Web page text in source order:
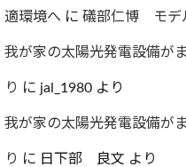
適環境へ に 礒部仁博 モデ
我が家の太陽光発電設備が
り に jal_1980 より
我が家の太陽光発電設備が
り に 日下部 良文 より